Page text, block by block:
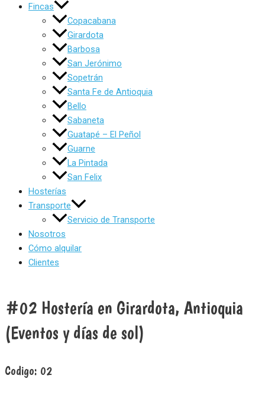
Fincas
Copacabana
Girardota
Barbosa
San Jerónimo
Sopetrán
Santa Fe de Antioquia
Bello
Sabaneta
Guatapé – El Peñol
Guarne
La Pintada
San Felix
Hosterías
Transporte
Servicio de Transporte
Nosotros
Cómo alquilar
Clientes
#02 Hostería en Girardota, Antioquia
(Eventos y días de sol)
Codigo: 02